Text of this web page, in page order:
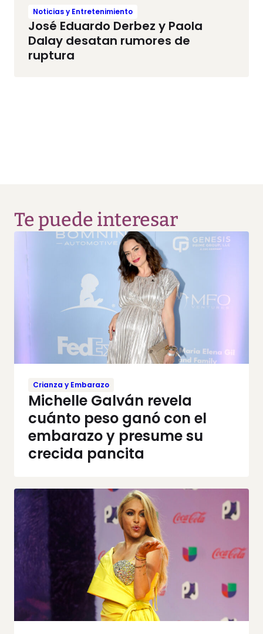
Noticias y Entretenimiento
José Eduardo Derbez y Paola
Dalay desatan rumores de
ruptura
Te puede interesar
Crianza y Embarazo
Michelle Galván revela
cuánto peso ganó con el
embarazo y presume su
crecida pancita